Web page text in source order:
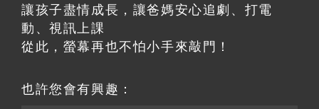
讓孩子盡情成長，讓爸媽安心追劇、打電
動、視訊上課
從此，螢幕再也不怕小手來敲門！
也許您會有興趣：